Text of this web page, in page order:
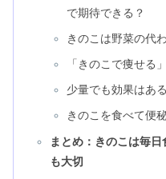
で期待できる？
きのこは野菜の代
「きのこで痩せる
少量でも効果はあ
きのこを食べて便
まとめ：きのこは毎
も大切